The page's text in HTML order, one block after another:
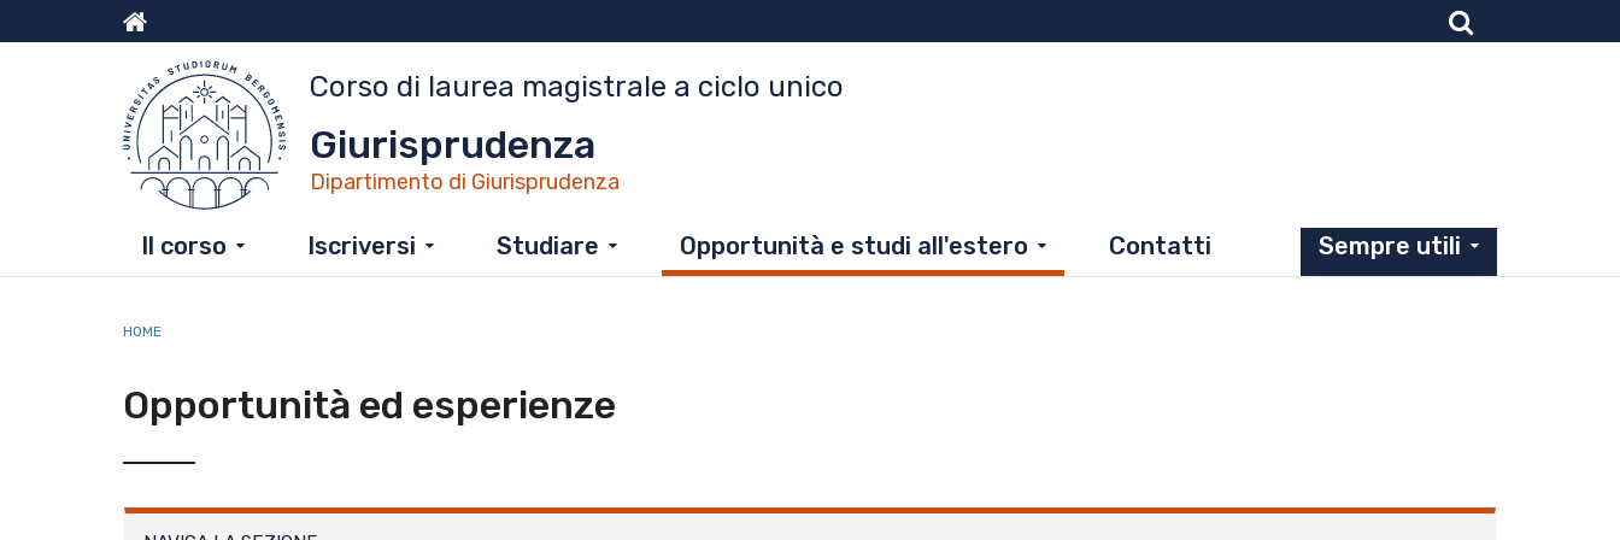
al
Menu
top
Corso di laurea magistrale a ciclo unico
Giurisprudenza
Dipartimento di Giurisprudenza
Il corso Iscriversi Studiare Opportunità e studi all'estero Contatti Sempre utili
HOME
Opportunità ed esperienze